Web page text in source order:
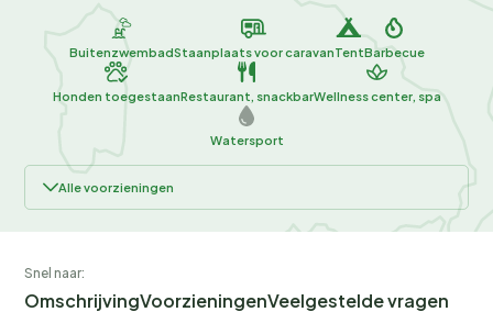
BuitenzwembadStaanplaats voor caravanTentBarbecue
Honden toegestaanRestaurant, snackbarWellness center, spa
Watersport
Alle voorzieningen
Snel naar:
OmschrijvingVoorzieningenVeelgestelde vragen